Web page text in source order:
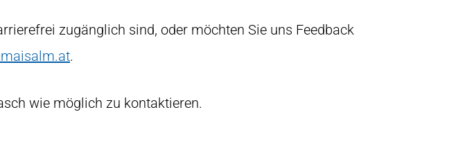
zugänglich sind, oder möchten Sie uns Feedback
.
wie möglich zu kontaktieren.